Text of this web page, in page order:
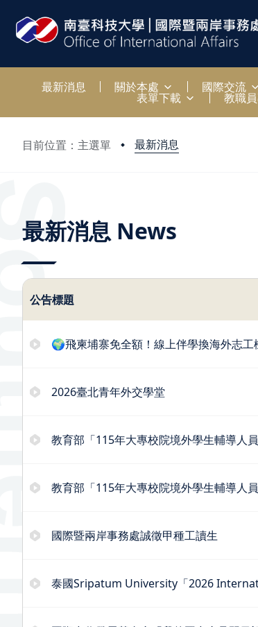
最新消息 關於本處 國際交流
表單下載 教職
目前位置：主選單 最新消息
最新消息 News
公告標題
🌍飛柬埔寨免全額！線上伴學換海外志工
2026臺北青年外交學堂
教育部「115年大專校院境外學生輔導人
教育部「115年大專校院境外學生輔導人
國際暨兩岸事務處誠徵甲種工讀生
泰國Sripatum University「2026